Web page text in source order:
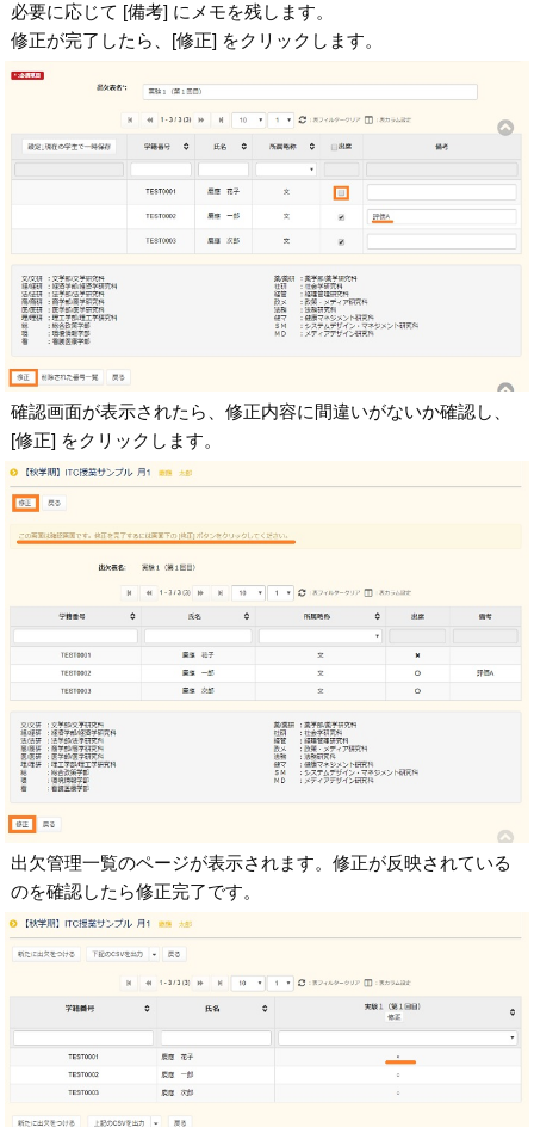
必要に応じて [備考] にメモを残します。
修正が完了したら、[修正] をクリックします。
確認画面が表示されたら、修正内容に間違いがないか確認し、
[修正] をクリックします。
出欠管理一覧のページが表示されます。修正が反映されている
のを確認したら修正完了です。